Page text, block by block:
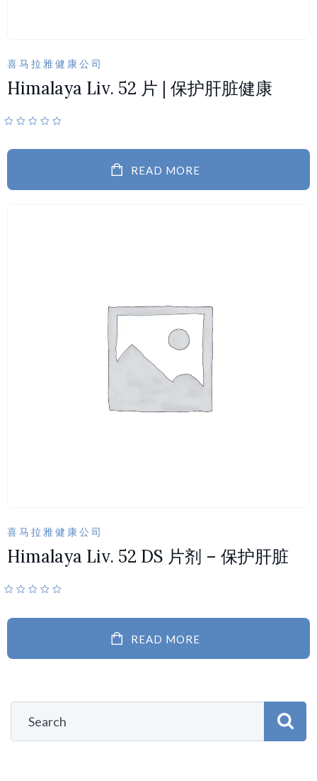
喜马拉雅健康公司
Himalaya Liv. 52 片 | 保护肝脏健康
READ MORE
喜马拉雅健康公司
Himalaya Liv. 52 DS 片剂 – 保护肝脏
READ MORE